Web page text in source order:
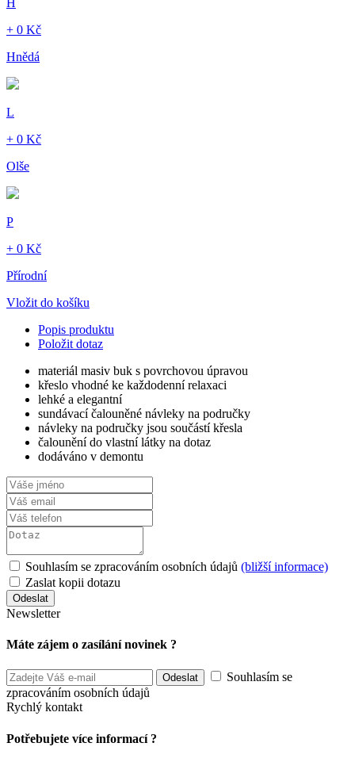
H
+ 0 Kč
Hnědá
L
+ 0 Kč
Olše
P
+ 0 Kč
Přírodní
Vložit do košíku
Popis produktu
Položit dotaz
materiál masiv buk s povrchovou úpravou
křeslo vhodné ke každodenní relaxaci
lehké a elegantní
sundávací čalouněné návleky na područky
návleky na područky jsou součástí křesla
čalounění do vlastní látky na dotaz
dodáváno v demontu
Souhlasím se zpracováním osobních údajů (bližší informace)
Zaslat kopii dotazu
Newsletter
Máte zájem o zasílání novinek ?
Souhlasím se
zpracováním osobních údajů
Rychlý kontakt
Potřebujete více informací ?